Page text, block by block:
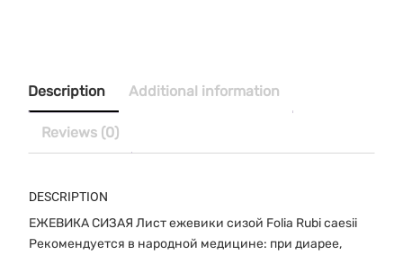
Description Additional information
Reviews (0)
DESCRIPTION
ЕЖЕВИКА СИЗАЯ Лист ежевики сизой Folia Rubi caesii
Рекомендуется в народной медицине: при диарее,